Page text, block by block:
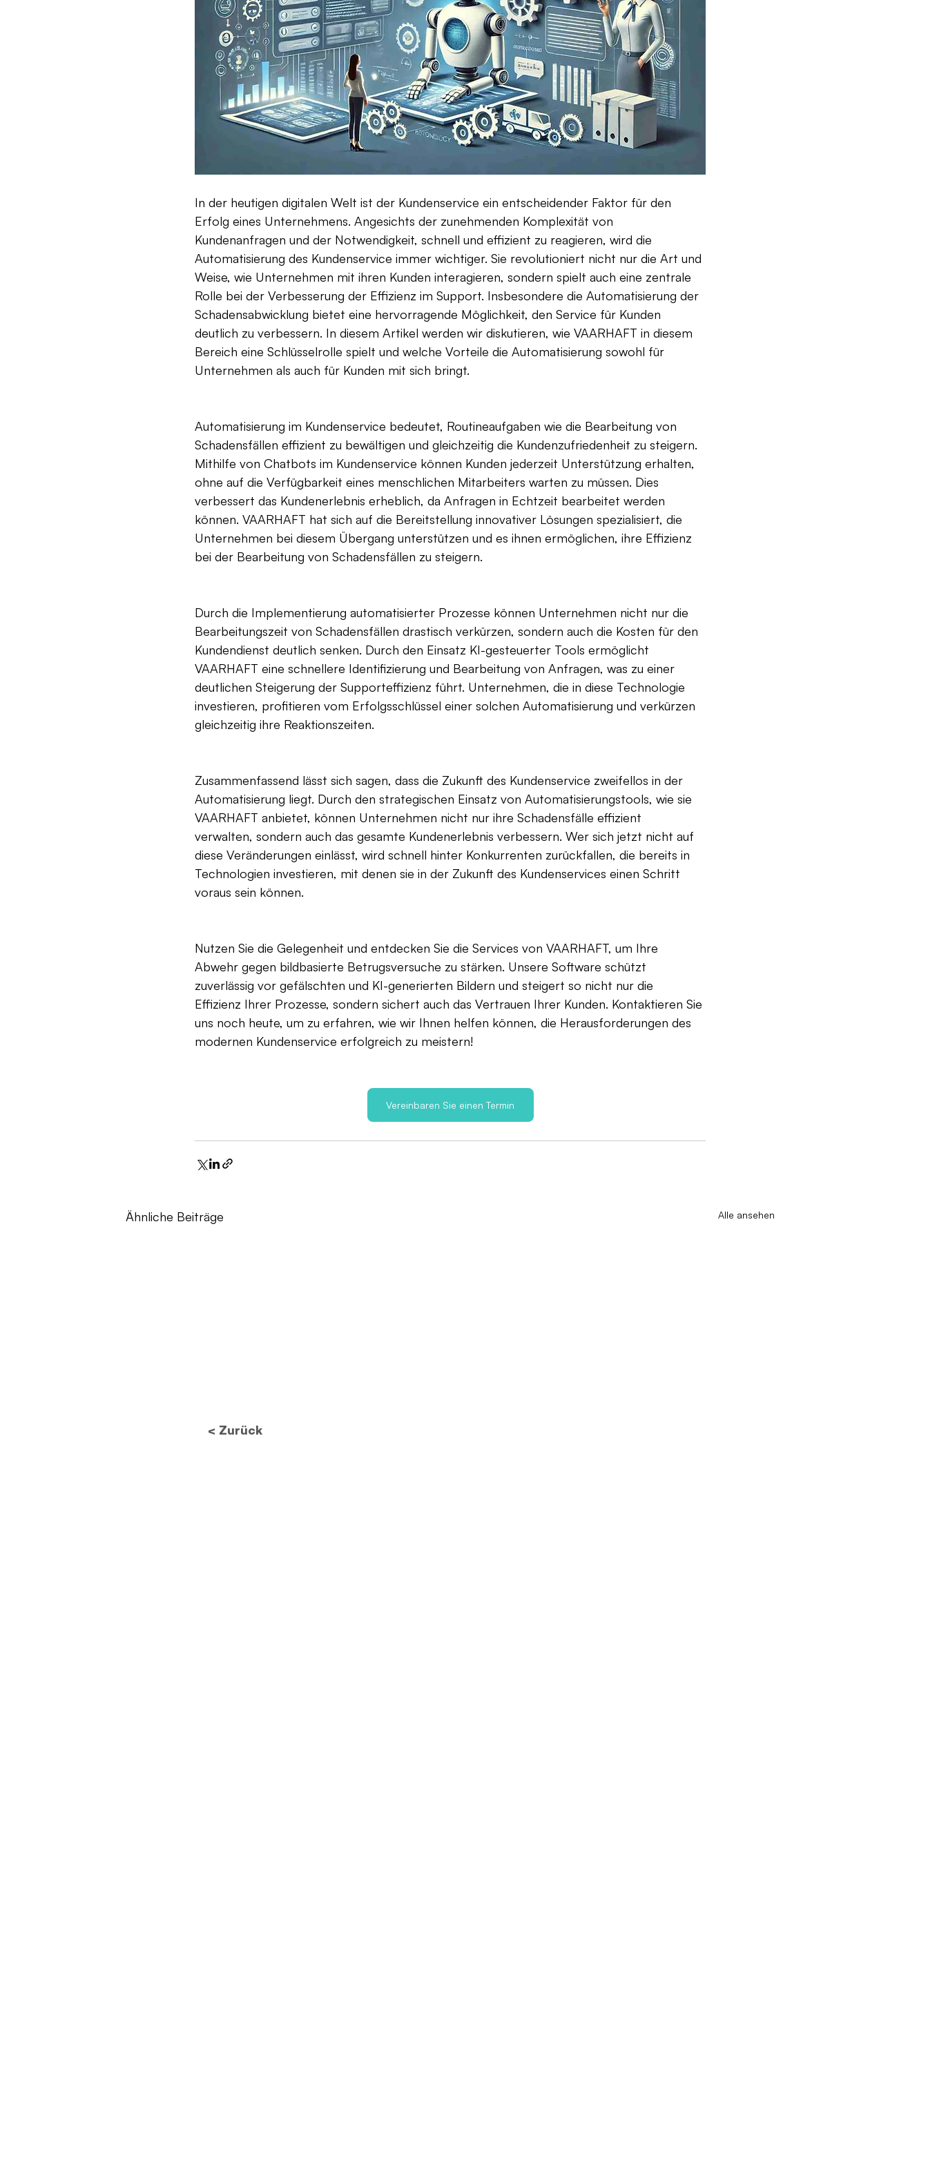
In der heutigen digitalen Welt ist der Kundenservice ein entscheidender Faktor für den
Erfolg eines Unternehmens. Angesichts der zunehmenden Komplexität von
Kundenanfragen und der Notwendigkeit, schnell und effizient zu reagieren, wird die
Automatisierung des Kundenservice immer wichtiger. Sie revolutioniert nicht nur die Art und
Weise, wie Unternehmen mit ihren Kunden interagieren, sondern spielt auch eine zentrale
Rolle bei der Verbesserung der Effizienz im Support. Insbesondere die Automatisierung der
Schadensabwicklung bietet eine hervorragende Möglichkeit, den Service für Kunden
deutlich zu verbessern. In diesem Artikel werden wir diskutieren, wie VAARHAFT in diesem
Bereich eine Schlüsselrolle spielt und welche Vorteile die Automatisierung sowohl für
Unternehmen als auch für Kunden mit sich bringt.
Automatisierung im Kundenservice bedeutet, Routineaufgaben wie die Bearbeitung von
Schadensfällen effizient zu bewältigen und gleichzeitig die Kundenzufriedenheit zu steigern.
Mithilfe von Chatbots im Kundenservice können Kunden jederzeit Unterstützung erhalten,
ohne auf die Verfügbarkeit eines menschlichen Mitarbeiters warten zu müssen. Dies
verbessert das Kundenerlebnis erheblich, da Anfragen in Echtzeit bearbeitet werden
können. VAARHAFT hat sich auf die Bereitstellung innovativer Lösungen spezialisiert, die
Unternehmen bei diesem Übergang unterstützen und es ihnen ermöglichen, ihre Effizienz
bei der Bearbeitung von Schadensfällen zu steigern.
Durch die Implementierung automatisierter Prozesse können Unternehmen nicht nur die
Bearbeitungszeit von Schadensfällen drastisch verkürzen, sondern auch die Kosten für den
Kundendienst deutlich senken. Durch den Einsatz KI-gesteuerter Tools ermöglicht
VAARHAFT eine schnellere Identifizierung und Bearbeitung von Anfragen, was zu einer
deutlichen Steigerung der Supporteffizienz führt. Unternehmen, die in diese Technologie
investieren, profitieren vom Erfolgsschlüssel einer solchen Automatisierung und verkürzen
gleichzeitig ihre Reaktionszeiten.
Zusammenfassend lässt sich sagen, dass die Zukunft des Kundenservice zweifellos in der
Automatisierung liegt. Durch den strategischen Einsatz von Automatisierungstools, wie sie
VAARHAFT anbietet, können Unternehmen nicht nur ihre Schadensfälle effizient
verwalten, sondern auch das gesamte Kundenerlebnis verbessern. Wer sich jetzt nicht auf
diese Veränderungen einlässt, wird schnell hinter Konkurrenten zurückfallen, die bereits in
Technologien investieren, mit denen sie in der Zukunft des Kundenservices einen Schritt
voraus sein können.
Nutzen Sie die Gelegenheit und entdecken Sie die Services von VAARHAFT, um Ihre
Abwehr gegen bildbasierte Betrugsversuche zu stärken. Unsere Software schützt
zuverlässig vor gefälschten und KI-generierten Bildern und steigert so nicht nur die
Effizienz Ihrer Prozesse, sondern sichert auch das Vertrauen Ihrer Kunden. Kontaktieren Sie
uns noch heute, um zu erfahren, wie wir Ihnen helfen können, die Herausforderungen des
modernen Kundenservice erfolgreich zu meistern!
Vereinbaren Sie einen Termin
Ähnliche Beiträge Alle ansehen
< Zurück